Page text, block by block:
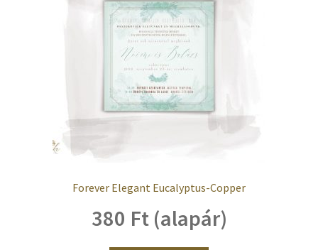
Forever Elegant Eucalyptus-Copper
380 Ft (alapár)